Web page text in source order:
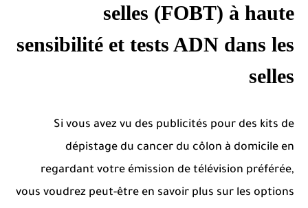
selles (FOBT) à haute
sensibilité et tests ADN dans les
selles
Si vous avez vu des publicités pour des kits de
dépistage du cancer du côlon à domicile en
regardant votre émission de télévision préférée,
vous voudrez peut-être en savoir plus sur les options